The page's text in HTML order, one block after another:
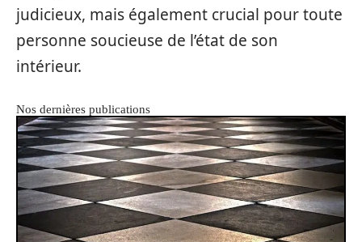
judicieux, mais également crucial pour toute
personne soucieuse de l’état de son
intérieur.
Nos dernières publications